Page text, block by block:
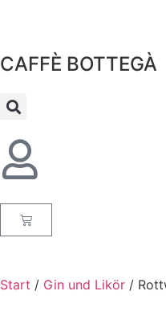
CAFFÈ BOTTEGÀ
Start / Gin und Likör /